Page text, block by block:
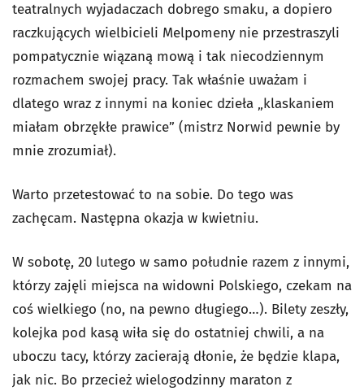
teatralnych wyjadaczach dobrego smaku, a dopiero
raczkujących wielbicieli Melpomeny nie przestraszyli
pompatycznie wiązaną mową i tak niecodziennym
rozmachem swojej pracy. Tak właśnie uważam i
dlatego wraz z innymi na koniec dzieła „klaskaniem
miałam obrzękłe prawice” (mistrz Norwid pewnie by
mnie zrozumiał).
Warto przetestować to na sobie. Do tego was
zachęcam. Następna okazja w kwietniu.
W sobotę, 20 lutego w samo południe razem z innymi,
którzy zajęli miejsca na widowni Polskiego, czekam na
coś wielkiego (no, na pewno długiego…). Bilety zeszły,
kolejka pod kasą wiła się do ostatniej chwili, a na
uboczu tacy, którzy zacierają dłonie, że będzie klapa,
jak nic. Bo przecież wielogodzinny maraton z